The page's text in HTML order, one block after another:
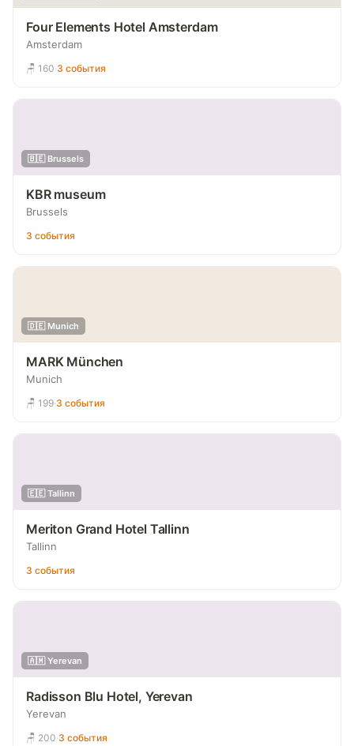
Four Elements Hotel Amsterdam
Amsterdam
🪑 160·3 события
🇧🇪 Brussels
KBR museum
Brussels
3 события
🇩🇪 Munich
MARK München
Munich
🪑 199·3 события
🇪🇪 Tallinn
Meriton Grand Hotel Tallinn
Tallinn
3 события
🇦🇲 Yerevan
Radisson Blu Hotel, Yerevan
Yerevan
🪑 200·3 события